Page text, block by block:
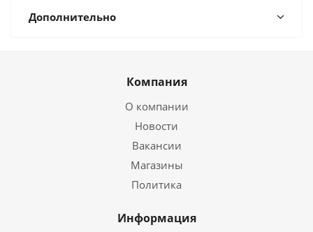
Дополнительно
Компания
О компании
Новости
Вакансии
Магазины
Политика
Информация